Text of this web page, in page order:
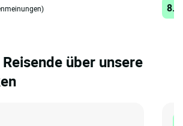
über unsere